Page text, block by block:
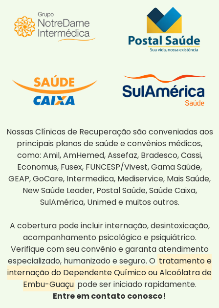
Nossas Clínicas de Recuperação são conveniadas aos
principais planos de saúde e convênios médicos,
como: Amil, AmHemed, Assefaz, Bradesco, Cassi,
Economus, Fusex, FUNCESP/Vivest, Gama Saúde,
GEAP, GoCare, Intermedica, Mediservice, Mais Saúde,
New Saúde Leader, Postal Saúde, Saúde Caixa,
SulAmérica, Unimed e muitos outros.
A cobertura pode incluir internação, desintoxicação,
acompanhamento psicológico e psiquiátrico.
Verifique com seu convênio e garanta atendimento
especializado, humanizado e seguro. O tratamento e
internação do Dependente Químico ou Alcoólatra de
Embu-Guaçu pode ser iniciado rapidamente.
Entre em contato conosco!